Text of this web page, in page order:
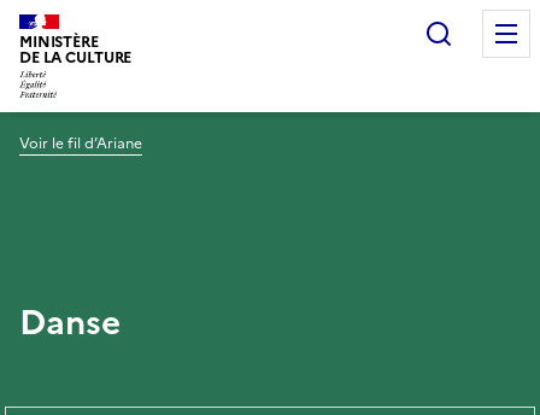
MINISTÈRE
DE LA CULTURE
Voir le fil d’Ariane
Danse